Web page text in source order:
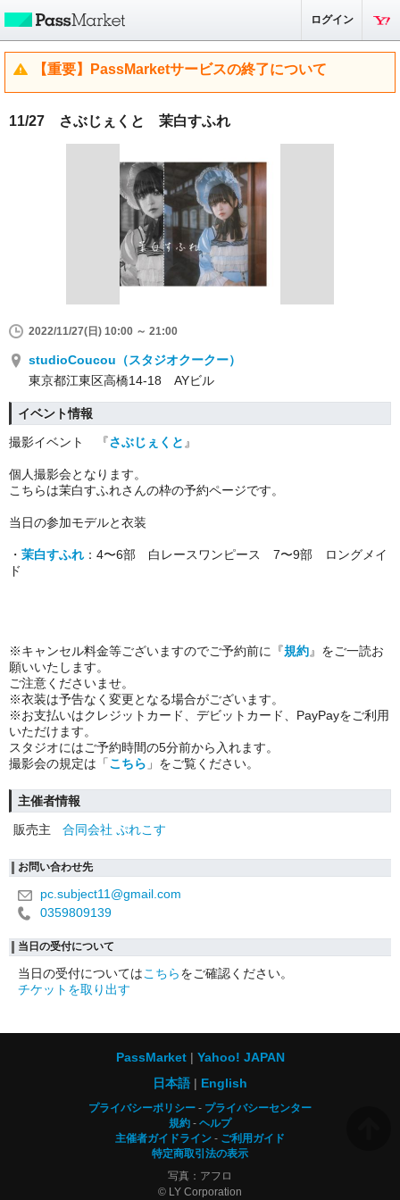
ログイン
【重要】PassMarketサービスの終了について
11/27 さぶじぇくと 茉白すふれ
2022/11/27(日) 10:00 ～ 21:00
studioCoucou（スタジオクークー）
東京都江東区高橋14-18 AYビル
イベント情報
撮影イベント 『さぶじぇくと 』
個人撮影会となります。
こちらは茉白すふれさんの枠の予約ページです。
当日の参加モデルと衣装
・ 茉白すふれ ：4〜6部 白レースワンピース 7〜9部 ロングメイ
ド
※キャンセル料金等ございますのでご予約前に『規約』をご一読お
願いいたします。
ご注意くださいませ。
※衣装は予告なく変更となる場合がございます。
※お支払いはクレジットカード、デビットカード、PayPayをご利用
いただけます。
スタジオにはご予約時間の5分前から入れます。
撮影会の規定は「こちら 」をご覧ください。
主催者情報
販売主
合同会社 ぷれこす
お問い合わせ先
pc.subject11@gmail.com
0359809139
当日の受付について
当日の受付についてはこちらをご確認ください。
チケットを取り出す
PassMarket
Yahoo! JAPAN
日本語
English
プライバシーポリシー
プライバシーセンター
規約
ヘルプ
主催者ガイドライン
ご利用ガイド
特定商取引法の表示
写真：アフロ
© LY Corporation